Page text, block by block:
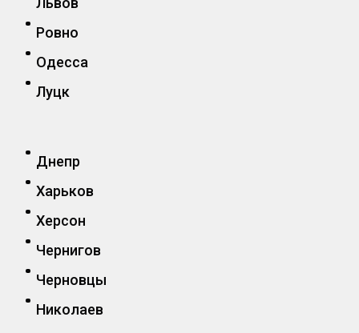
Ровно
Одесса
Луцк
Днепр
Харьков
Херсон
Чернигов
Черновцы
Николаев